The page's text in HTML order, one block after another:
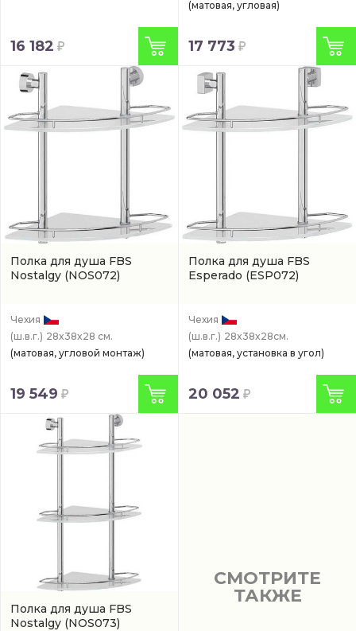
16 182
(матовая, угловая)
17 773
Полка для душа FBS
Nostalgy (NOS072)
Чехия
(ш.в.г.) 28x38x28 см.
(матовая, угловой монтаж)
19 549
Полка для душа FBS
Esperado (ESP072)
Чехия
(ш.в.г.) 28x38x28см.
(матовая, установка в угол)
20 052
Полка для душа FBS
Nostalgy (NOS073)
СМОТРИТЕ
ТАКЖЕ